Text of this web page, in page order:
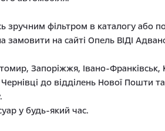
зручним фільтром в каталогу або
замовити на сайті Опель ВІДІ
Запоріжжя, Івано-
до відділень Нової
у будь-який час.